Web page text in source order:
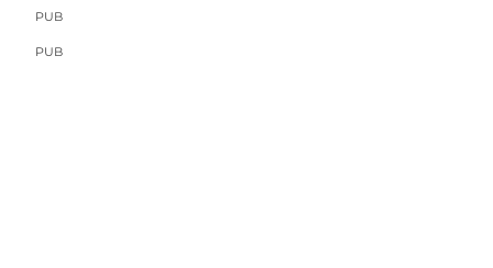
PUB
PUB